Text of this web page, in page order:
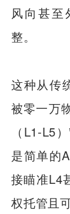
风向甚至
整。
这种从传
被零一万
（L1-L5
是简单的
接瞄准L4
权托管且